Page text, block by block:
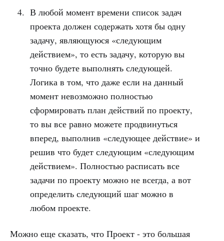
В любой момент времени список задач
проекта должен содержать хотя бы одну
задачу, являющуюся «следующим
действием», то есть задачу, которую вы
точно будете выполнять следующей.
Логика в том, что даже если на данный
момент невозможно полностью
сформировать план действий по проекту,
то вы все равно можете продвинуться
вперед, выполнив «следующее действие» и
решив что будет следующим «следующим
действием». Полностью расписать все
задачи по проекту можно не всегда, а вот
определить следующий шаг можно в
любом проекте.
Можно еще сказать, что Проект - это большая